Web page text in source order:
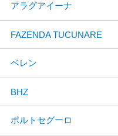
アラグアイーナ
FAZENDA TUCUNARE
ベレン
BHZ
ポルトセグーロ